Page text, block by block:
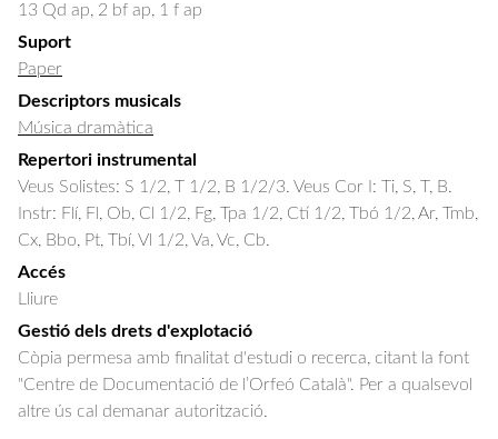
13 Qd ap, 2 bf ap, 1 f ap
Suport
Paper
Descriptors musicals
Música dramàtica
Repertori instrumental
Veus Solistes: S 1/2, T 1/2, B 1/2/3. Veus Cor I: Ti, S, T, B.
Instr: Flí, Fl, Ob, Cl 1/2, Fg, Tpa 1/2, Ctí 1/2, Tbó 1/2, Ar, Tmb,
Cx, Bbo, Pt, Tbí, Vl 1/2, Va, Vc, Cb.
Accés
Lliure
Gestió dels drets d'explotació
Còpia permesa amb finalitat d'estudi o recerca, citant la font
"Centre de Documentació de l’Orfeó Català". Per a qualsevol
altre ús cal demanar autorització.